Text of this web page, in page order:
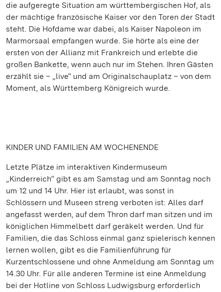
die aufgeregte Situation am württembergischen Hof, als
der mächtige französische Kaiser vor den Toren der Stadt
steht. Die Hofdame war dabei, als Kaiser Napoleon im
Marmorsaal empfangen wurde. Sie hörte als eine der
ersten von der Allianz mit Frankreich und erlebte die
großen Bankette, wenn auch nur im Stehen. Ihren Gästen
erzählt sie – „live“ und am Originalschauplatz – von dem
Moment, als Württemberg Königreich wurde.
KINDER UND FAMILIEN AM WOCHENENDE
Letzte Plätze im interaktiven Kindermuseum
„Kinderreich“ gibt es am Samstag und am Sonntag noch
um 12 und 14 Uhr. Hier ist erlaubt, was sonst in
Schlössern und Museen streng verboten ist: Alles darf
angefasst werden, auf dem Thron darf man sitzen und im
königlichen Himmelbett darf geräkelt werden. Und für
Familien, die das Schloss einmal ganz spielerisch kennen
lernen wollen, gibt es die Familienführung für
Kurzentschlossene und ohne Anmeldung am Sonntag um
14.30 Uhr. Für alle anderen Termine ist eine Anmeldung
bei der Hotline von Schloss Ludwigsburg erforderlich